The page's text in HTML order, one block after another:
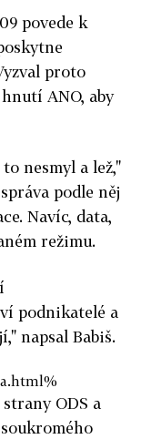
povede k
proto
ANO, aby
nesmyl a lež,"
podle něj
Navíc, data,
režimu.
podnikatelé a
napsal Babiš.
ODS a